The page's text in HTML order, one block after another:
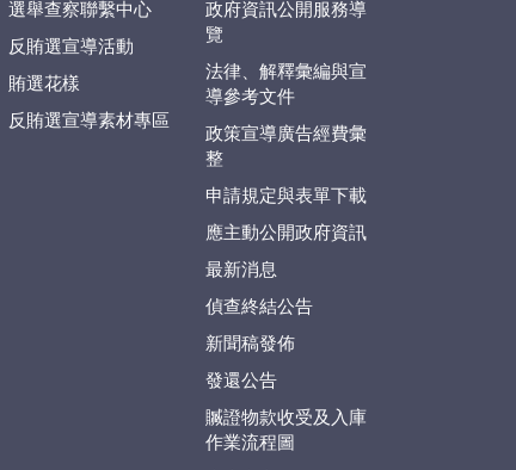
選舉查察聯繫中心
反賄選宣導活動
賄選花樣
反賄選宣導素材專區
政府資訊公開服務導
覽
法律、解釋彙編與宣
導參考文件
政策宣導廣告經費彙
整
申請規定與表單下載
應主動公開政府資訊
最新消息
偵查終結公告
新聞稿發佈
發還公告
贓證物款收受及入庫
作業流程圖